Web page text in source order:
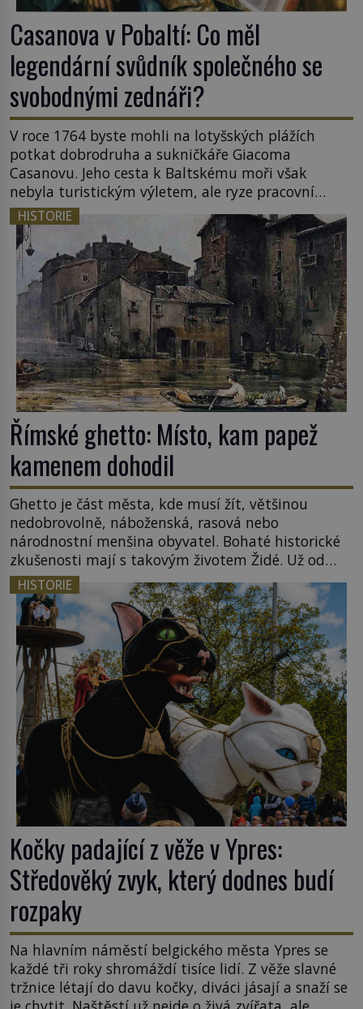
Casanova v Pobaltí: Co měl
legendární svůdník společného se
svobodnými zednáři?
V roce 1764 byste mohli na lotyšských plážích
potkat dobrodruha a sukničkáře Giacoma
Casanovu. Jeho cesta k Baltskému moři však
nebyla turistickým výletem, ale ryze pracovní
cestou se zištnými úmysly. Jaký cíl Casanova
sledoval, když se například procházel uličkami
lotyšské Rigy? Casanova v Pobaltí kontaktoval
tamní zednářské lóže. Nebyl v této oblasti žádným
nováčkem, protože do zednářské […]
HISTORIE
Římské ghetto: Místo, kam papež
kamenem dohodil
Ghetto je část města, kde musí žít, většinou
nedobrovolně, náboženská, rasová nebo
národnostní menšina obyvatel. Bohaté historické
zkušenosti mají s takovým životem Židé. Už od
středověku jsou totiž v každou chvíli nuceni v
nějakém žít. Mezi ty nejslavnější patří i římské
ghetto založené v roce 1555. Pokud jde o vztah
k Židům, nemá se Řím čím chlubit. […]
HISTORIE
Kočky padající z věže v Ypres:
Středověký zvyk, který dodnes budí
rozpaky
Na hlavním náměstí belgického města Ypres se
každé tři roky shromáždí tisíce lidí. Z věže slavné
tržnice létají do davu kočky, diváci jásají a snaží se